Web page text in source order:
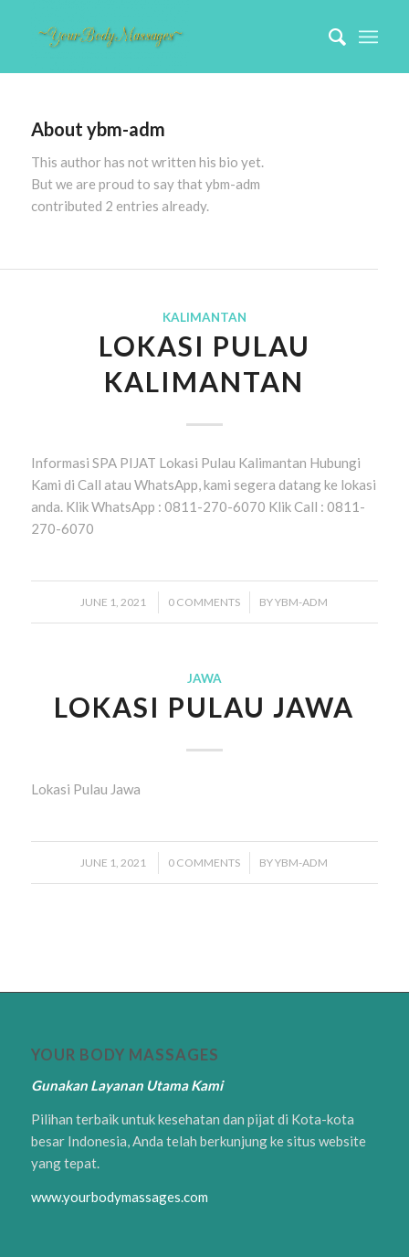
About ybm-adm
This author has not written his bio yet.
But we are proud to say that ybm-adm
contributed 2 entries already.
KALIMANTAN
LOKASI PULAU
KALIMANTAN
Informasi SPA PIJAT Lokasi Pulau Kalimantan Hubungi
Kami di Call atau WhatsApp, kami segera datang ke lokasi
anda. Klik WhatsApp : 0811-270-6070 Klik Call : 0811-
270-6070
JUNE 1, 2021
/ 0 COMMENTS
/ BYYBM-ADM
JAWA
LOKASI PULAU JAWA
Lokasi Pulau Jawa
JUNE 1, 2021
/ 0 COMMENTS
/ BYYBM-ADM
YOUR BODY MASSAGES
Gunakan Layanan Utama Kami
Pilihan terbaik untuk kesehatan dan pijat di Kota-kota
besar Indonesia, Anda telah berkunjung ke situs website
yang tepat.
www.yourbodymassages.com